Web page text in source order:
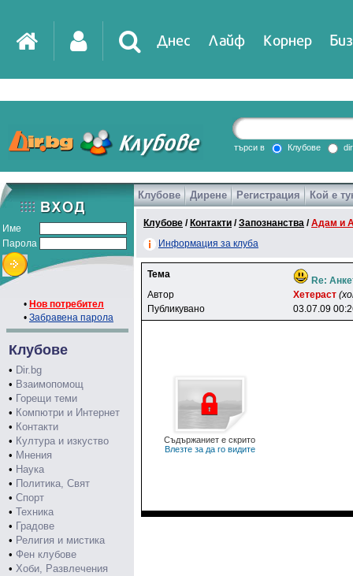
Днес Лайф Корнер
DirTV Impressio
Games
търси в Клубове
Име
Парола
• Нов потребител
• Забравена парола
Клубове
• Dir.bg
• Взаимопомощ
• Горещи теми
• Компютри и Интернет
• Контакти
• Култура и изкуство
• Мнения
• Наука
• Политика, Свят
• Спорт
• Техника
• Градове
• Религия и мистика
• Фен клубове
• Хоби, Развлечения
Клубове Дирене Регистрация Кой е
Клубове / Контакти /Запознанства /Адам и
Информация за клуба
Тема
Re:
Автор
Xeтepacт
Публикувано
03.07.09
Съдържаниет е скрито
Влезте за да го видите